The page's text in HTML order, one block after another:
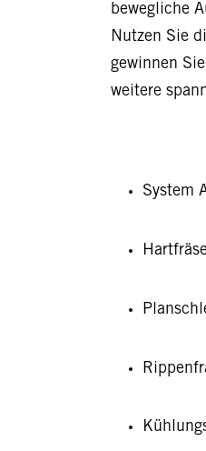
bewegliche
Nutzen Sie
gewinnen
weitere
System